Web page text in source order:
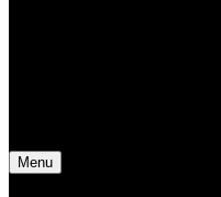
Menu